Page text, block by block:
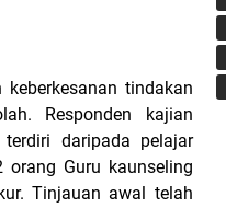
tindakan
Responden kajian
daripada pelajar
Guru kaunseling
Tinjauan awal telah